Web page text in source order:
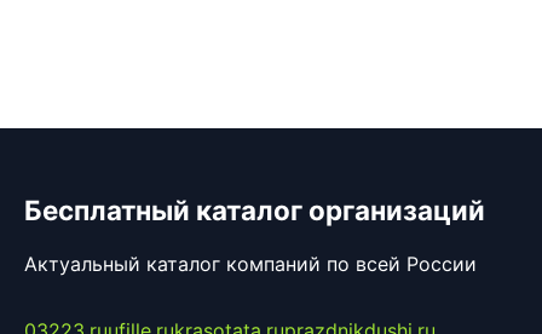
Бесплатный каталог организаций
Актуальный каталог компаний по всей России